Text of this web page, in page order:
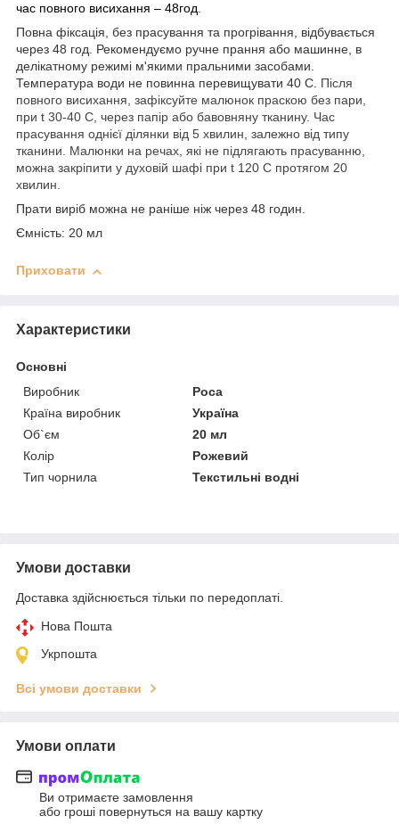
час повного висихання – 48год.
Повна фіксація, без прасування та прогрівання, відбувається
через 48 год. Рекомендуємо ручне прання або машинне, в
делікатному режимі м'якими пральними засобами.
Температура води не повинна перевищувати 40 С. Після
повного висихання, зафіксуйте малюнок праскою без пари,
при t 30-40 С, через папір або бавовняну тканину. Час
прасування однієї ділянки від 5 хвилин, залежно від типу
тканини. Малюнки на речах, які не підлягають прасуванню,
можна закріпити у духовій шафі при t 120 С протягом 20
хвилин.
Прати виріб можна не раніше ніж через 48 годин.
Ємність: 20 мл
Приховати
Характеристики
Основні
Виробник
Роса
Країна виробник
Україна
Об`єм
20 мл
Колір
Рожевий
Тип чорнила
Текстильні водні
Умови доставки
Доставка здійснюється тільки по передоплаті.
Нова Пошта
Укрпошта
Всі умови доставки
Умови оплати
Ви отримаєте замовлення
або гроші повернуться на вашу картку